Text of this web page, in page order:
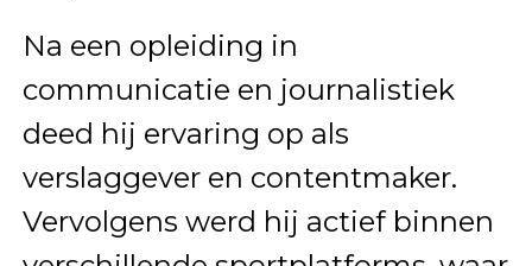
Na een opleiding in
communicatie en journalistiek
deed hij ervaring op als
verslaggever en contentmaker.
Vervolgens werd hij actief binnen